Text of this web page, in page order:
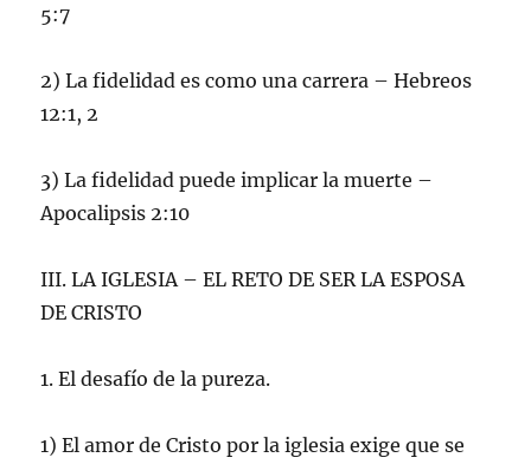
5:7
2) La fidelidad es como una carrera – Hebreos
12:1, 2
3) La fidelidad puede implicar la muerte –
Apocalipsis 2:10
III. LA IGLESIA – EL RETO DE SER LA ESPOSA
DE CRISTO
1. El desafío de la pureza.
1) El amor de Cristo por la iglesia exige que se